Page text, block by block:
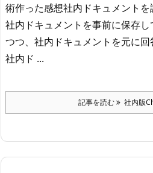
術作った感想社内ドキュメント
社内ドキュメントを事前に保存し
つつ、社内ドキュメントを元に回
社内ド ...
記事を読む 社内版